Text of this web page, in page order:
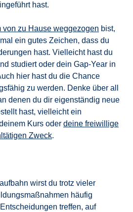
hast.
von zu Hause weggezogen bist,
ein gutes Zeichen, dass du
hast. Vielleicht hast du
studiert oder dein Gap-Year in
hier hast du die Chance
zu werden. Denke über all
denen du dir eigenständig neue
hast, vielleicht ein
Kurs oder deine freiwillige
Zweck.
wirst du trotz vieler
häufig
treffen, auf